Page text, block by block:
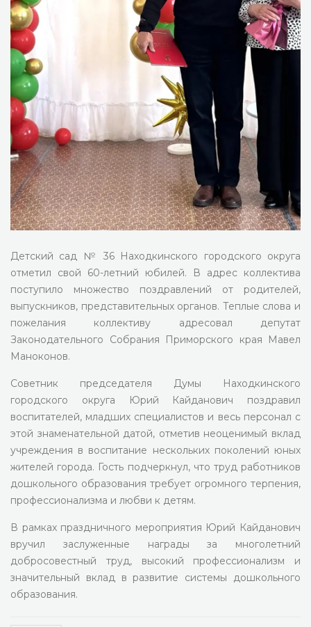
Детский сад № 36 Находкинского городского округа
отметил свой 60-летний юбилей. В адрес коллектива
поступило множество поздравлений от родителей,
выпускников, представительных органов. Теплые слова и
пожелания коллективу адресовал депутат
Законодательного Собрания Приморского края Мавел
Маноконов.
Советник председателя Думы Находкинского
городского округа Юрий Кайданович поздравил
воспитателей, младших специалистов и весь персонал с
этой знаменательной датой, отметив неоценимый вклад
учреждения в воспитание нескольких поколений юных
жителей города. Гость подчеркнул, что труд работников
дошкольного образования требует огромного терпения,
профессионализма и любви к детям.
В рамках праздничного мероприятия Юрий Кайданович
вручил заслуженные награды за многолетний
добросовестный труд, высокий профессионализм и
значительный вклад в развитие системы дошкольного
образования.